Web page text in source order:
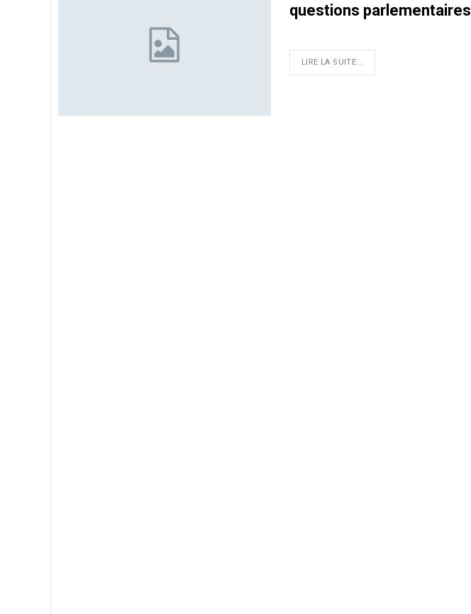
questions parlementaires
LIRE LA SUITE...